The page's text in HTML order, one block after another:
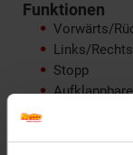
Funktionen
Vorwärts/
Links/Rechts
Stopp